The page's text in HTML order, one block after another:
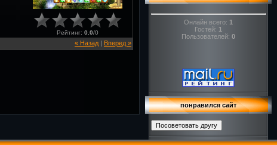
Рейтинг: 0.0/0
« Назад | Вперед »
Онлайн всего: 1
Гостей: 1
Пользователей: 0
понравился сайт